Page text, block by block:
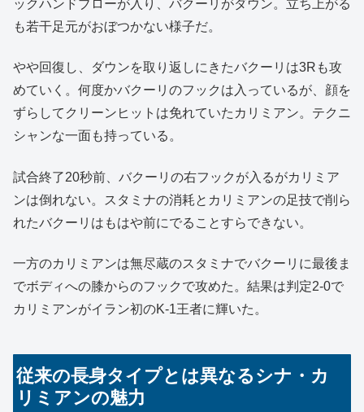
ックハンドブローが入り、バクーリがダウン。立ち上がる
も若干足元がおぼつかない様子だ。
やや回復し、ダウンを取り返しにきたバクーリは3Rも攻
めていく。何度かバクーリのフックは入っているが、顔を
ずらしてクリーンヒットは免れていたカリミアン。テクニ
シャンな一面も持っている。
試合終了20秒前、バクーリの右フックが入るがカリミア
ンは倒れない。スタミナの消耗とカリミアンの足技で削ら
れたバクーリはもはや前にでることすらできない。
一方のカリミアンは無尽蔵のスタミナでバクーリに最後ま
でボディへの膝からのフックで攻めた。結果は判定2-0で
カリミアンがイラン初のK-1王者に輝いた。
従来の長身タイプとは異なるシナ・カ
リミアンの魅力